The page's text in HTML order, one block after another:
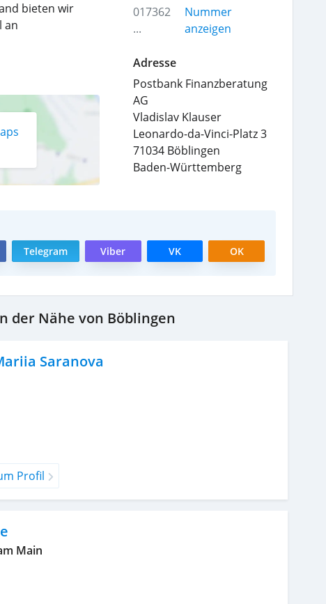
bieten wir
an
017362
...
Nummer
anzeigen
Adresse
Postbank Finanzberatung
AG
Vladislav Klauser
Leonardo-da-Vinci-Platz 3
71034 Böblingen
Baden-Württemberg
Telegram Viber VK OK
der Nähe von Böblingen
Saranova
Profil
Main